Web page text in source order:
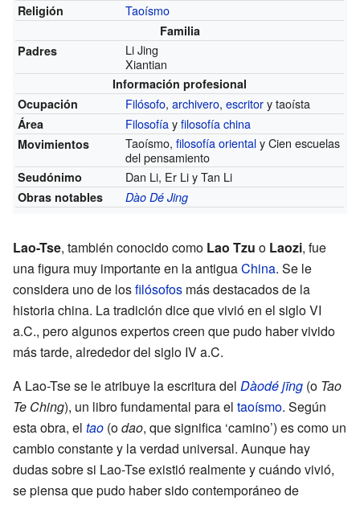
Religión Taoísmo
Familia
Padres
Li Jing
Xiantian
Información profesional
Ocupación
Filósofo,archivero,escritory taoísta
Área Filosofíayfilosofía china
Movimientos Taoísmo,filosofía orientaly Cien escuelas
del pensamiento
Seudónimo Dan Li, Er Li y Tan Li
Obras notables Dào Dé Jing
Lao-Tse, también conocido como Lao Tzu o Laozi, fue
una figura muy importante en la antiguaChina. Se le
considera uno de losfilósofos más destacados de la
historia china. La tradición dice que vivió en el siglo VI
a.C., pero algunos expertos creen que pudo haber vivido
más tarde, alrededor del siglo IV a.C.
A Lao-Tse se le atribuye la escritura del Dàodé jīng (o Tao
Te Ching), un libro fundamental para el taoísmo. Según
esta obra, el tao (odao, que significa ‘camino’) es como un
cambio constante y la verdad universal. Aunque hay
dudas sobre si Lao-Tse existió realmente y cuándo vivió,
se piensa que pudo haber sido contemporáneo de